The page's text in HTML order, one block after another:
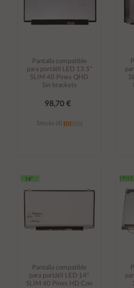
Pantalla compatible
para portátil LED 13.5"
SLIM 40 Pines QHD
Sin brackets
98,70 €
Stocks (4)
Pantalla compatible
para portátil LED 14"
SLIM 40 Pines HD Con